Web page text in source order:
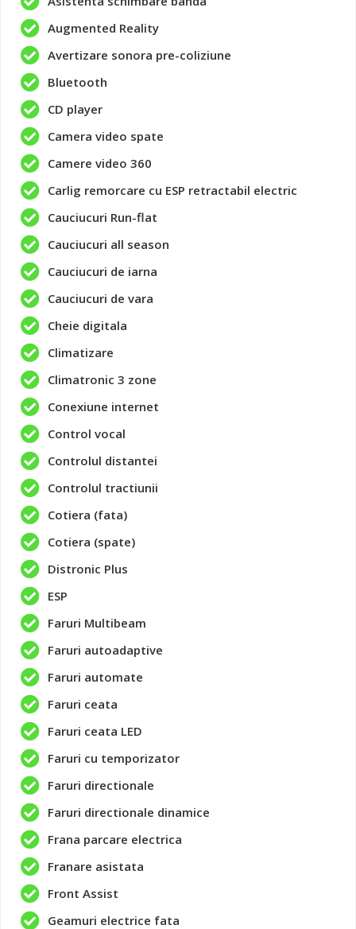
Augmented Reality
Avertizare sonora pre-coliziune
Bluetooth
CD player
Camera video spate
Camere video 360
Carlig remorcare cu ESP retractabil electric
Cauciucuri Run-flat
Cauciucuri all season
Cauciucuri de iarna
Cauciucuri de vara
Cheie digitala
Climatizare
Climatronic 3 zone
Conexiune internet
Control vocal
Controlul distantei
Controlul tractiunii
Cotiera (fata)
Cotiera (spate)
Distronic Plus
ESP
Faruri Multibeam
Faruri autoadaptive
Faruri automate
Faruri ceata
Faruri ceata LED
Faruri cu temporizator
Faruri directionale
Faruri directionale dinamice
Frana parcare electrica
Franare asistata
Front Assist
Geamuri electrice fata